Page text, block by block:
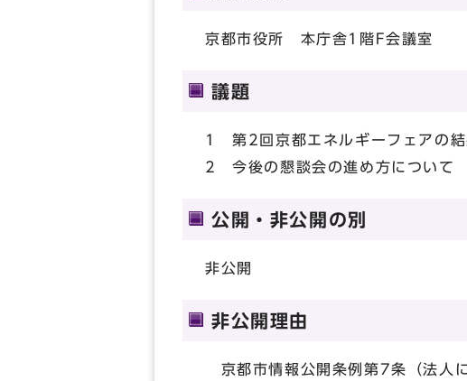
京都市役所 本庁舎1階F会議室
議題
1 第2回京都エネルギーフェアの結
2 今後の懇談会の進め方について
公開・非公開の別
非公開
非公開理由
京都市情報公開条例第7条（法人